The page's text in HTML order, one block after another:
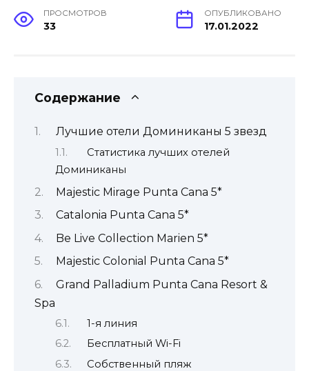
ПРОСМОТРОВ
33
ОПУБЛИКОВАНО
17.01.2022
Содержание
Лучшие отели Доминиканы 5 звезд
Статистика лучших отелей
Доминиканы
Majestic Mirage Punta Cana 5*
Catalonia Punta Cana 5*
Be Live Collection Marien 5*
Majestic Colonial Punta Cana 5*
Grand Palladium Punta Cana Resort &
Spa
1-я линия
Бесплатный Wi-Fi
Собственный пляж